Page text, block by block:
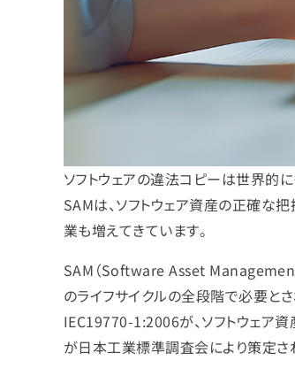
ソフトウェアの違法コピーは世界的に
SAMは、ソフトウェア資産の正確な
業も増えてきています。
SAM（Software Asset Management
のライフサイクルの全段階で必要と
IEC19770-1:2006が、ソフトウェア
が日本工業標準調査会により策定さ